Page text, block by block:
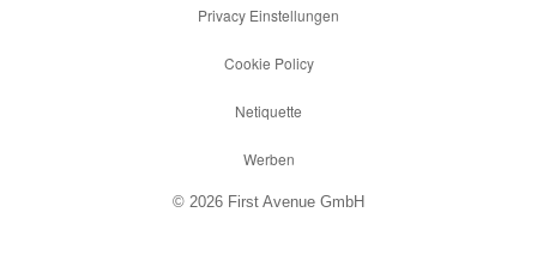
Privacy Einstellungen
Cookie Policy
Netiquette
Werben
© 2026 First Avenue GmbH